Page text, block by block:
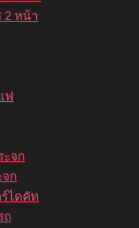
2 หน้า
ฟ
ะจก
ก
ไดคัท
ถ